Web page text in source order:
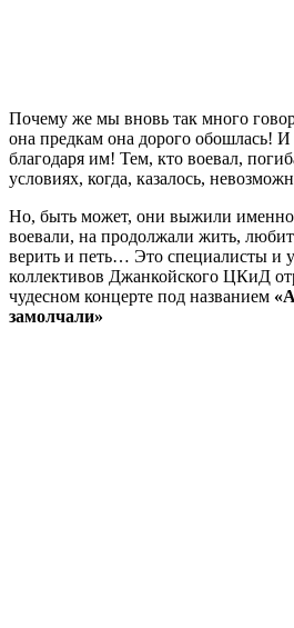
Почему же мы вновь так много
она предкам она дорого обошлась!
благодаря им! Тем, кто воевал,
условиях, когда, казалось,
Но, быть может, они выжили именно
воевали, на продолжали жить,
верить и петь… Это специалисты и
коллективов Джанкойского ЦКиД
чудесном концерте под названием
замолчали»